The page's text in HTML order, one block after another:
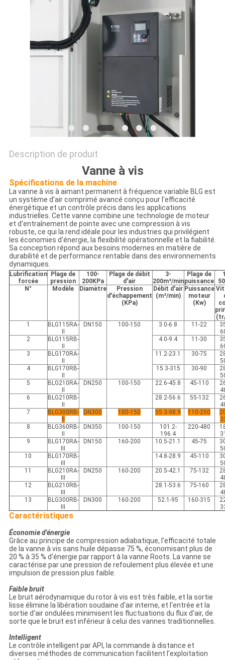
PLAN
POLICY
Description de produit
Vanne à vis
Spécifications de la machine
La vanne à vis à aimant permanent à fréquence variable BLG est
un système d'air comprimé avancé conçu pour l'efficacité
énergétique et un contrôle précis dans les applications
industrielles. Cette vanne combine une technologie de moteur
et d'entraînement de pointe avec une compression à vis
robuste, ce qui la rend idéale pour les industries qui privilégient
les économies d'énergie, la flexibilité opérationnelle et la fiabilité.
Sa conception répond aux besoins modernes en matière de
durabilité et de performance rentable dans des environnements
dynamiques.
Lubrification
forcée
Plage de
pression
100-
200KPa
Plage de débit
d'air
3-
200m³/min
Plage de
puissance
N°
Modèle Diamètre
Pression
d'échappement
(KPa)
Débit d'air
(m³/min)
Puissance
moteur
(Kw)
1
BLG115RA-
DN150 100-150 3.0-6.8 11-22
2
BLG115RB-
4.0-9.4 11-30
3
BLG170RA-
11.2-23.1 30-75
4
BLG170RB-
15.3-315 30-90
5
BLG210RA-
DN250 100-150 22.6-45.8 45-110
6
BLG210RB-
28.2-56.6 55-132
7
BLG300RB-
DN300 100-150 55.3-98.9 110-250
8
BLG360RB-
DN350 100-150
101.2-
196.4
220-480
9
BLG170RA-
DN150 160-200 10.5-21.1 45-75
10
BLG170RB-
14.8-28.9 45-110
11
BLG210RA-
DN250 160-200 20.5-42.1 75-132
12
BLG210RB-
28.1-53.6 75-160
13
BLG300RB-
DN300 160-200 52.1-95 160-315
Caractéristiques
Économie d'énergie
Grâce au principe de compression adiabatique, l'efficacité totale
de la vanne à vis sans huile dépasse 75 %, économisant plus de
20 % à 35 % d'énergie par rapport à la vanne Roots. La vanne se
caractérise par une pression de refoulement plus élevée et une
impulsion de pression plus faible.
Faible bruit
Le bruit aérodynamique du rotor à vis est très faible, et la sortie
lisse élimine la libération soudaine d'air interne, et l'entrée et la
sortie d'air ondulées minimisent les fluctuations du flux d'air, de
sorte que le bruit est inférieur à celui des vannes traditionnelles.
Intelligent
Le contrôle intelligent par API, la commande à distance et
diverses méthodes de communication facilitent l'exploitation